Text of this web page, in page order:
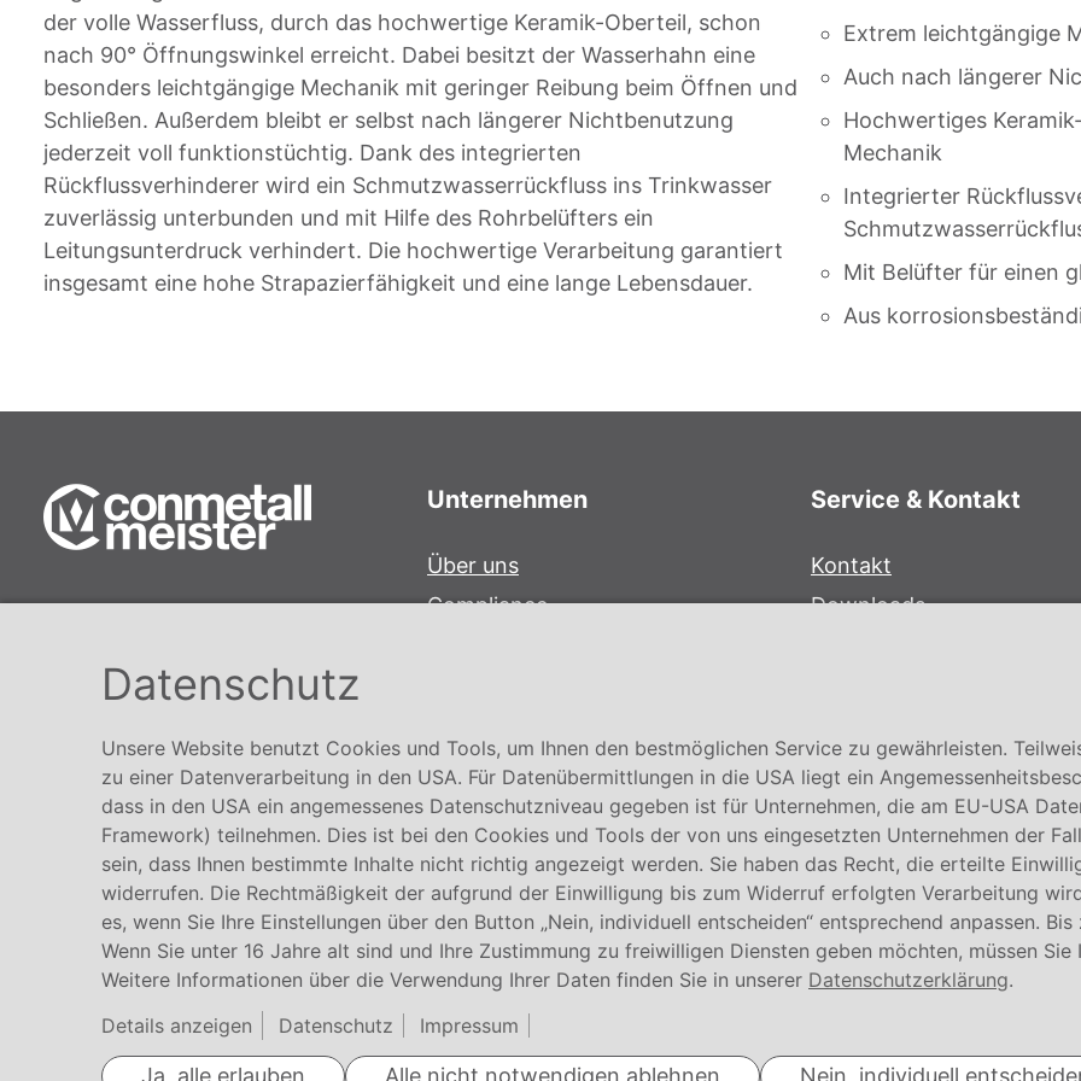
der volle Wasserfluss, durch das hochwertige Keramik-Oberteil, schon
nach 90° Öffnungswinkel erreicht. Dabei besitzt der Wasserhahn eine
besonders leichtgängige Mechanik mit geringer Reibung beim Öffnen und
Schließen. Außerdem bleibt er selbst nach längerer Nichtbenutzung
jederzeit voll funktionstüchtig. Dank des integrierten
Rückflussverhinderer wird ein Schmutzwasserrückfluss ins Trinkwasser
zuverlässig unterbunden und mit Hilfe des Rohrbelüfters ein
Leitungsunterdruck verhindert. Die hochwertige Verarbeitung garantiert
insgesamt eine hohe Strapazierfähigkeit und eine lange Lebensdauer.
Extrem leichtgängige
Auch nach längerer
Hochwertiges
Mechanik
Integrierter
Mit Belüfter für einen
Aus
+49 5141-180
www.conmetallmeister.de
Unternehmen
Über uns
Compliance
Service & Kontakt
Kontakt
Downloads
© Conmetall Meister GmbH
Datenschutz
Unsere Website benutzt Cookies und Tools, um Ihnen den bestmöglichen Service zu gewährleisten.
zu einer Datenverarbeitung in den USA. Für Datenübermittlungen in die USA liegt ein
dass in den USA ein angemessenes Datenschutzniveau gegeben ist für Unternehmen, die am EU-USA
Framework) teilnehmen. Dies ist bei den Cookies und Tools der von uns eingesetzten Unternehmen der
sein, dass Ihnen bestimmte Inhalte nicht richtig angezeigt werden. Sie haben das Recht, die erteilte
widerrufen. Die Rechtmäßigkeit der aufgrund der Einwilligung bis zum Widerruf erfolgten Verarbeitung
es, wenn Sie Ihre Einstellungen über den Button „Nein, individuell entscheiden“ entsprechend anpassen.
Wenn Sie unter 16 Jahre alt sind und Ihre Zustimmung zu freiwilligen Diensten geben möchten, müssen
Weitere Informationen über die Verwendung Ihrer Daten finden Sie in unserer Datenschutzerklärung.
Details anzeigen
Datenschutz Impressum
Ja, alle erlauben Alle nicht notwendigen ablehnen Nein, individuell